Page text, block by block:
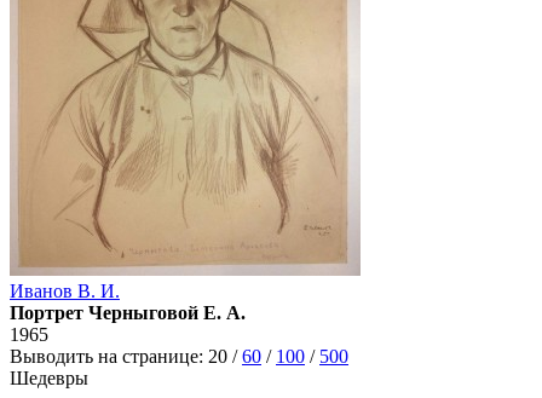
Иванов В. И.
Портрет Черныговой Е. А.
1965
Выводить на странице: 20 /60 / 100 / 500
Шедевры